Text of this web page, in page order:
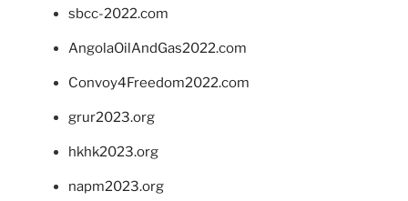
sbcc-2022.com
AngolaOilAndGas2022.com
Convoy4Freedom2022.com
grur2023.org
hkhk2023.org
napm2023.org